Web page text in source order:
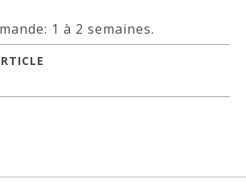
1 à 2 semaines.